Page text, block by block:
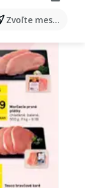
Zvoľte mesto